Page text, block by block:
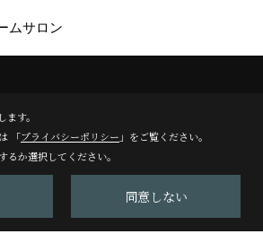
ムサロン
17:00
す。
「プライバシーポリシー 」をご覧ください。
か選択してください。
同意しない